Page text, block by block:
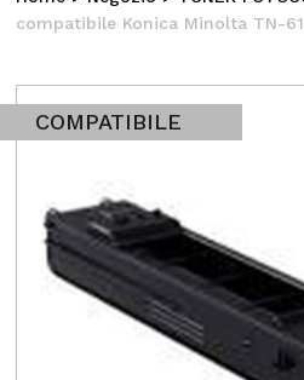
compatibile Konica Minolta TN-
COMPATIBILE